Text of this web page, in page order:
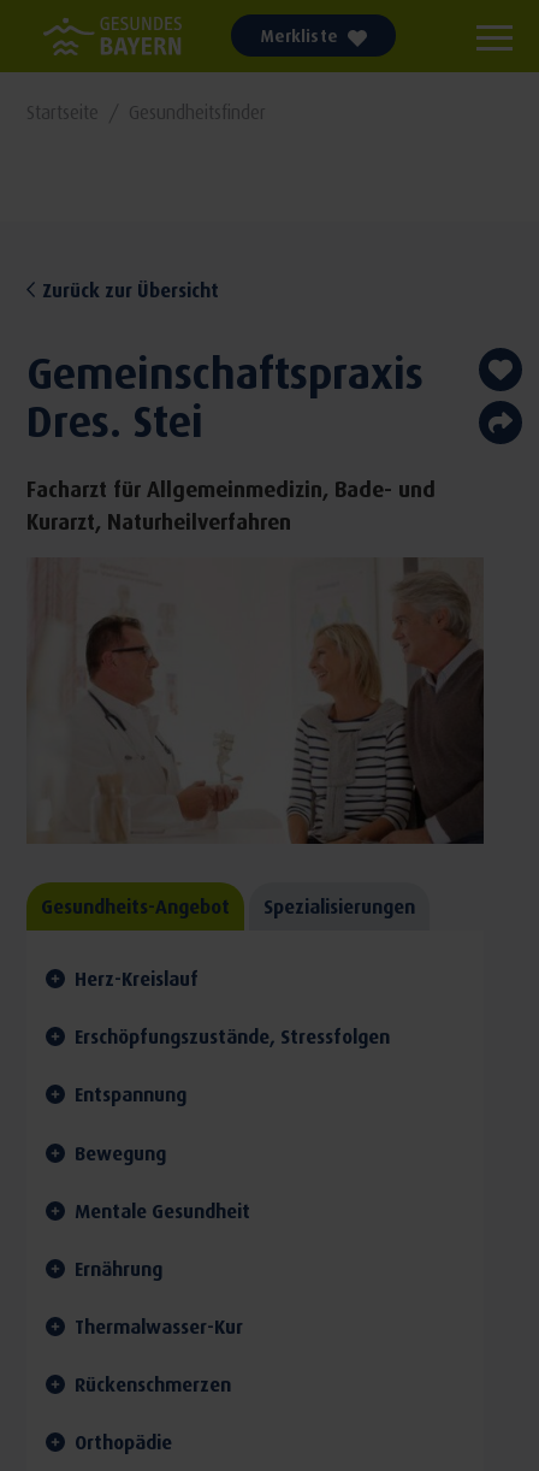
Merkliste
Startseite Gesundheitsfinder
Zurück zur Übersicht
Gemeinschaftspraxis
Dres. Stei
Facharzt für Allgemeinmedizin, Bade- und
Kurarzt, Naturheilverfahren
Gesundheits-Angebot Spezialisierungen
Herz-Kreislauf
Erschöpfungszustände, Stressfolgen
Entspannung
Bewegung
Mentale Gesundheit
Ernährung
Thermalwasser-Kur
Rückenschmerzen
Orthopädie